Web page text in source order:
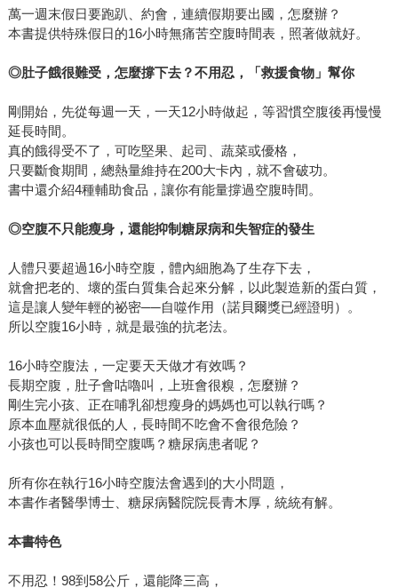
萬一週末假日要跑趴、約會，連續假期要出國，怎麼辦？
本書提供特殊假日的16小時無痛苦空腹時間表，照著做就好。
◎肚子餓很難受，怎麼撐下去？不用忍，「救援食物」幫你
剛開始，先從每週一天，一天12小時做起，等習慣空腹後再慢慢
延長時間。
真的餓得受不了，可吃堅果、起司、蔬菜或優格，
只要斷食期間，總熱量維持在200大卡內，就不會破功。
書中還介紹4種輔助食品，讓你有能量撐過空腹時間。
◎空腹不只能瘦身，還能抑制糖尿病和失智症的發生
人體只要超過16小時空腹，體內細胞為了生存下去，
就會把老的、壞的蛋白質集合起來分解，以此製造新的蛋白質，
這是讓人變年輕的祕密──自噬作用（諾貝爾獎已經證明）。
所以空腹16小時，就是最強的抗老法。
16小時空腹法，一定要天天做才有效嗎？
長期空腹，肚子會咕嚕叫，上班會很糗，怎麼辦？
剛生完小孩、正在哺乳卻想瘦身的媽媽也可以執行嗎？
原本血壓就很低的人，長時間不吃會不會很危險？
小孩也可以長時間空腹嗎？糖尿病患者呢？
所有你在執行16小時空腹法會遇到的大小問題，
本書作者醫學博士、糖尿病醫院院長青木厚，統統有解。
本書特色
不用忍！98到58公斤，還能降三高，